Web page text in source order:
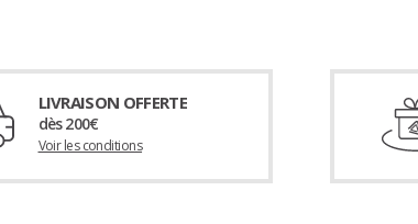
LIVRAISON OFFERTE
dès 200€
Voir les conditions